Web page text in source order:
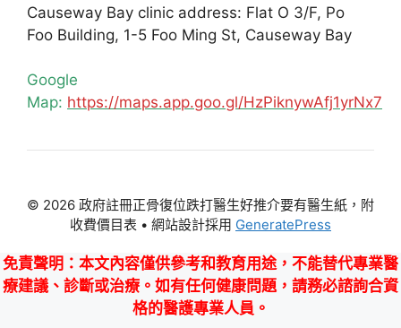
Causeway Bay clinic address: Flat O 3/F, Po
Foo Building, 1-5 Foo Ming St, Causeway Bay
Google
Map: https://maps.app.goo.gl/HzPiknywAfj1yrNx7
© 2026 政府註冊正骨復位跌打醫生好推介要有醫生紙，附
收費價目表 • 網站設計採用 GeneratePress
免責聲明 ：本文內容僅供參考和教育用途，不能替代專業醫
療建議、診斷或治療。如有任何健康問題，請務必諮詢合資
格的醫護專業人員。